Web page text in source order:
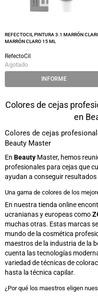
REFECTOCIL PINTURA 3.1 MARRÓN
MARRÓN CLARO 15 ML
RefectoCil
Agotado
INFORME
Colores de cejas
en
Colores de cejas
Beauty Master
En Beauty Master, hemos
profesionales para cejas que
ayudan a conseguir resultados
Una gama de colores de los
En nuestra tienda online
ucranianas y europeas como
muchas otras. Estas marcas
mundo de la cosmética
maestros de la industria de la
cuenta las tecnologías
variedad de técnicas de
hasta la técnica capilar.
¿Por qué los maestros eligen